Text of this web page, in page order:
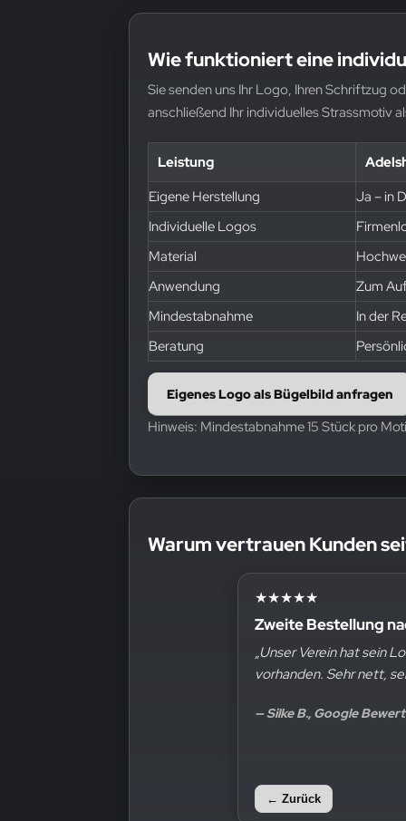
Wie funktioniert eine
Sie senden uns Ihr Logo, Ihren Schriftzug
anschließend Ihr individuelles Strassmotiv
Leistung
Eigene Herstellung
Ja – in
Individuelle Logos
Material
Anwendung
Zum
Mindestabnahme
In der
Beratung
Eigenes Logo als Bügelbild anfragen
Hinweis: Mindestabnahme 15 Stück pro
Warum vertrauen Kunden
★★★★★
Zweite Bestellung
„Unser Verein hat
vorhanden. Sehr
— Silke B., Google
★★★★★
Hervorragende
„Top Qualität, wir haben
noch drauf. Wir sind
— Markus Demharter,
← Zurück